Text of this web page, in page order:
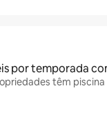
por temporada
têm piscina